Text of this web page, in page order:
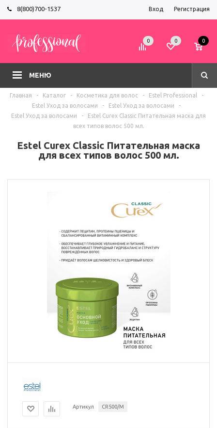
8(800)700-1537 Вход Регистрация
МЕНЮ
0 0 0
Главная - Каталог - Косметика для волос - Estel Professional
-
Estel Уход за волосами
- Estel Уход за волосами
-
Estel Уход за волосами
-
Estel Curex Classic Питательная маска для
всех типов волос 500 мл.
Estel Curex Classic Питательная маска
для всех типов волос 500 мл.
Артикул CR500/M